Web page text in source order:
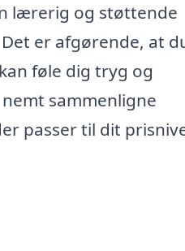
lærerig og støttende
er afgørende, at
føle dig tryg og
sammenligne
passer til dit